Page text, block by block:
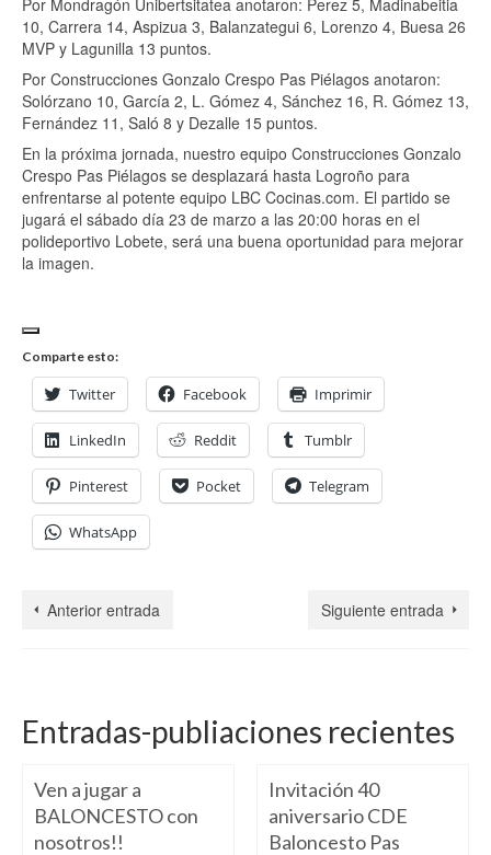
10, Carrera 14, Aspizua 3, Balanzategui 6, Lorenzo 4, Buesa 26
MVP y Lagunilla 13 puntos.
Por Construcciones Gonzalo Crespo Pas Piélagos anotaron:
Solórzano 10, García 2, L. Gómez 4, Sánchez 16, R. Gómez 13,
Fernández 11, Saló 8 y Dezalle 15 puntos.
En la próxima jornada, nuestro equipo Construcciones Gonzalo
Crespo Pas Piélagos se desplazará hasta Logroño para
enfrentarse al potente equipo LBC Cocinas.com. El partido se
jugará el sábado día 23 de marzo a las 20:00 horas en el
polideportivo Lobete, será una buena oportunidad para mejorar
la imagen.
Comparte esto:
Twitter Facebook Imprimir
LinkedIn Reddit Tumblr
Pinterest Pocket Telegram
WhatsApp
Anterior entrada Siguiente entrada
Entradas-publiaciones recientes
Ven a jugar a
BALONCESTO con
nosotros!!
Invitación 40
aniversario CDE
Baloncesto Pas